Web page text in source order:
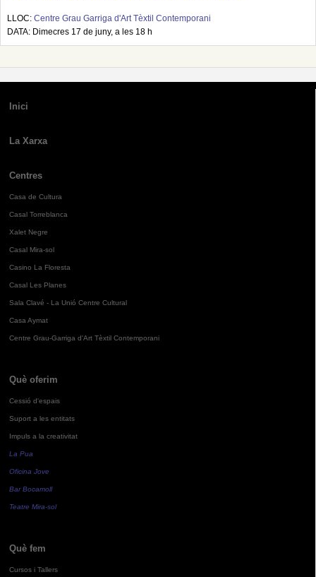
LLOC: Centre Grau Garriga d'Art Tèxtil Contemporani
DATA: Dimecres 17 de juny, a les 18 h
Inici
La Xarxa
Centres
Casa de Cultura
Casal Torreblanca
Xalet Negre
Casal Mira-sol
Casino La Floresta
Casal Les Planes
Sala Clavé - La Unió Centre Cultural
Casa Aymat
Centre Grau-Garriga d'Art Tèxtil Contemporani
Què oferim
Cessió d'espais
Suport a les entitats
Impuls a la creativitat
La Pua
Oficina Jove
Bar Bocamoll
Teatre Mira-sol
Què fem
Cursos i Tallers